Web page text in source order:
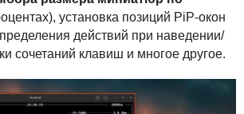
установка позиций PiP-окон
действий при наведении/
сочетаний клавиш и многое другое.